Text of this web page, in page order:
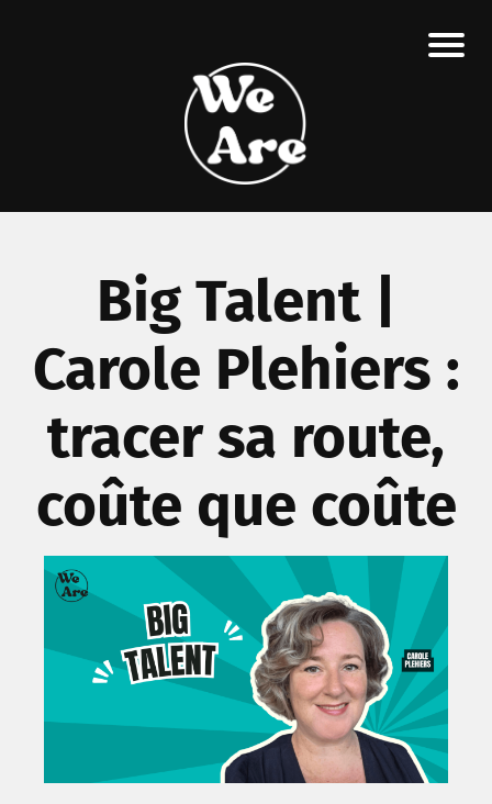
Big Talent |
Carole Plehiers :
tracer sa route,
coûte que coûte